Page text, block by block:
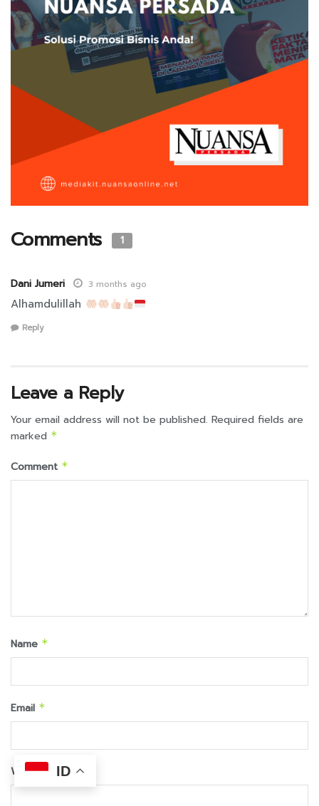
Comments 1
Dani Jumeri 3 months ago
Alhamdulillah
Reply
Leave a Reply
Your email address will not be published. Required fields are
marked *
Comment *
Name *
Email *
Website ID